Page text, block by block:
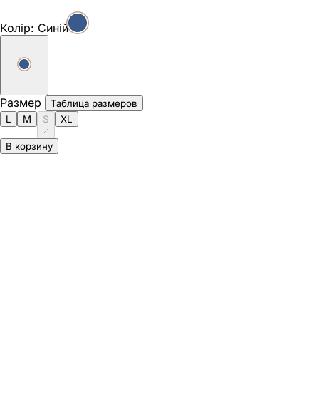
Колір: Синій
Размер
Таблица размеров
L
M S XL
В корзину